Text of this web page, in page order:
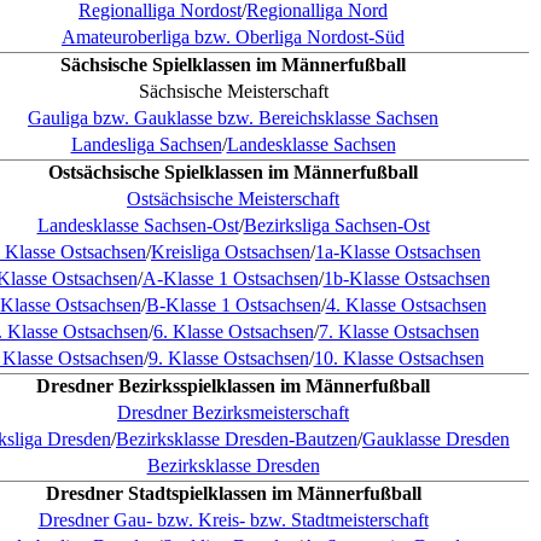
Regionalliga Nordost/Regionalliga Nord
Amateuroberliga bzw. Oberliga Nordost-Süd
Sächsische Spielklassen im Männerfußball
Sächsische Meisterschaft
Gauliga bzw. Gauklasse bzw. Bereichsklasse Sachsen
Landesliga Sachsen/Landesklasse Sachsen
Ostsächsische Spielklassen im Männerfußball
Ostsächsische Meisterschaft
Landesklasse Sachsen-Ost/Bezirksliga Sachsen-Ost
Klasse Ostsachsen/Kreisliga Ostsachsen/1a-Klasse Ostsachsen
Ostsachsen/A-Klasse 1 Ostsachsen/1b-Klasse Ostsachsen
Ostsachsen/B-Klasse 1 Ostsachsen/4. Klasse Ostsachsen
Klasse Ostsachsen/6. Klasse Ostsachsen/7. Klasse Ostsachsen
Ostsachsen/9. Klasse Ostsachsen/10. Klasse Ostsachsen
Dresdner Bezirksspielklassen im Männerfußball
Dresdner Bezirksmeisterschaft
Dresden/Bezirksklasse Dresden-Bautzen/Gauklasse Dresden
Bezirksklasse Dresden
Dresdner Stadtspielklassen im Männerfußball
Dresdner Gau- bzw. Kreis- bzw. Stadtmeisterschaft